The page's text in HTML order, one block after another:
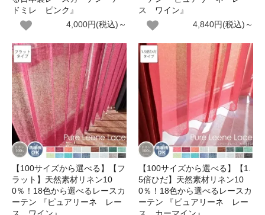
ドミレ ピンク』
4,000円(税込)～
ス ワイン』
4,840円(税込)～
【100サイズから選べる】【フ
ラット】天然素材リネン10
0％！18色から選べるレースカ
ーテン 『ピュアリーネ レー
【100サイズから選べる】【1.
5倍ひだ】天然素材リネン10
0％！18色から選べるレースカ
ーテン 『ピュアリーネ レー